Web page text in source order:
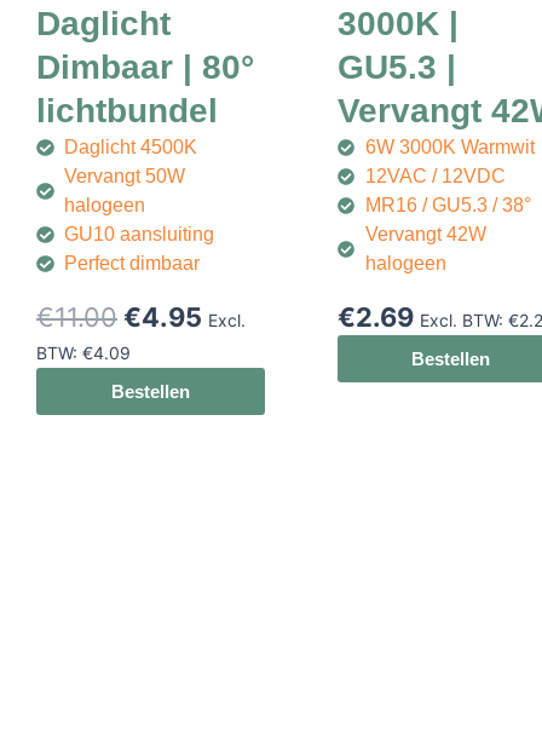
Daglicht
Dimbaar | 80°
lichtbundel
Daglicht 4500K
Vervangt 50W
halogeen
GU10 aansluiting
Perfect dimbaar
€11.00Oorspronkelijke
prijs
was:
€11.00.
€4.95 Huidige
is:
Excl.
BTW: €4.09
Bestellen
3000K |
GU5.3 |
Vervangt
6W 3000K Warmwit
12VAC / 12VDC
MR16 / GU5.3 / 38°
Vervangt 42W
halogeen
€2.69 Excl. BTW: €
Bestellen